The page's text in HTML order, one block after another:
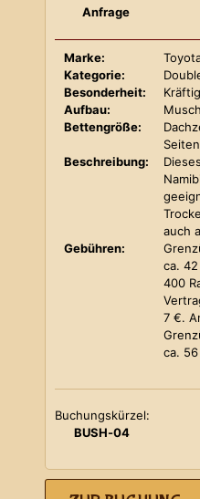
Anfrage
Marke:
Kategorie:
Besonderheit:
Aufbau:
Bettengröße:
Beschreibung:
auch
Gebühren:
ca.
400
7 €.
ca.
Buchungskürzel:
BUSH-04